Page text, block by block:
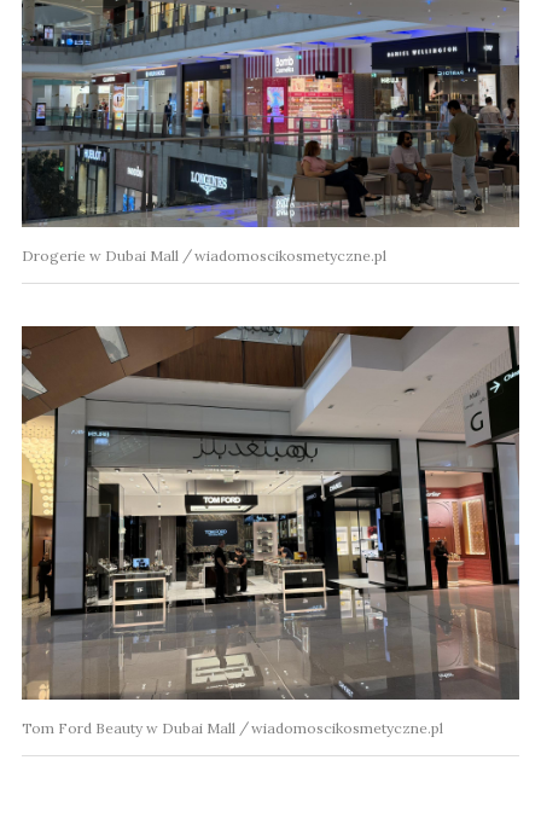
Drogerie w Dubai Mall wiadomoscikosmetyczne.pl
Tom Ford Beauty w Dubai Mall wiadomoscikosmetyczne.pl